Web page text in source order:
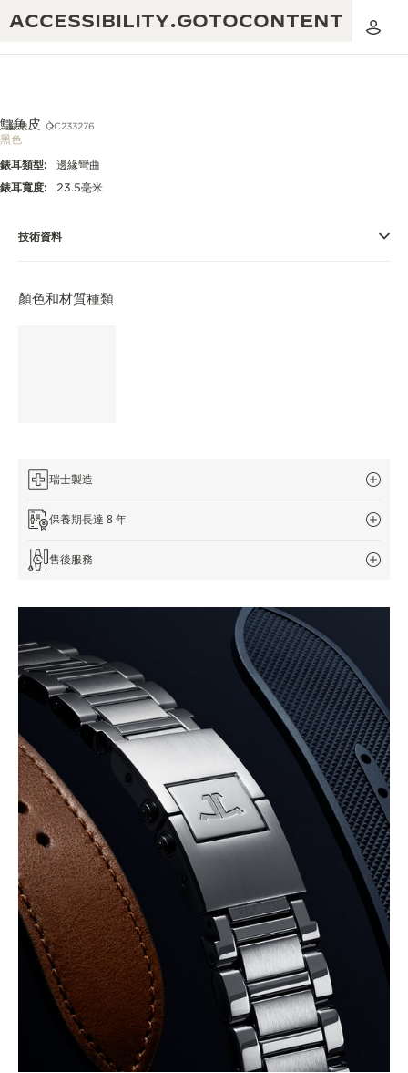
ACCESSIBILITY.GOTOCONTENT
時計保修
黃金比例音樂表演
《THE PERPETUAL TIMEKEEPER》
STELLAR ODYSSEY
THE PRECISION PIONEER
瀏覽所有精彩活動
卓越工藝：逾 190 年歷史
精湛工藝：108 種工藝
錶帶 QC233276
鱷魚皮
黑色
錶耳類型:
邊緣彎曲
錶耳寬度:
23.5毫米
技術資料
顏色和材質種類
瑞士製造
保養期長達 8 年
售後服務